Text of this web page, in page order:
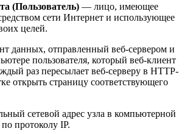
(Пользователь) — лицо, имеющее
сети Интернет и использующее
целей.
данных, отправленный веб-сервером и
пользователя, который веб-клиент
раз пересылает веб-серверу в HTTP-
открыть страницу соответствующего
сетевой адрес узла в компьютерной
протоколу IP.